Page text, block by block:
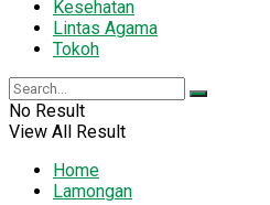
Kesehatan
Lintas Agama
Tokoh
No Result
View All Result
Home
Lamongan